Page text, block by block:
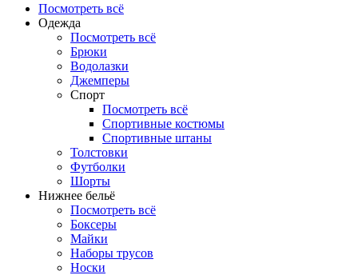
Посмотреть всё
Одежда
Посмотреть всё
Брюки
Водолазки
Джемперы
Спорт
Посмотреть всё
Спортивные костюмы
Спортивные штаны
Толстовки
Футболки
Шорты
Нижнее бельё
Посмотреть всё
Боксеры
Майки
Наборы трусов
Носки